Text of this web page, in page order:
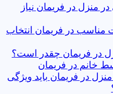
منزل در فریمان نیاز
مناسب در فریمان انتخاب
در فریمان چقدر است؟
خانم در فریمان
در فریمان باید ویژگی